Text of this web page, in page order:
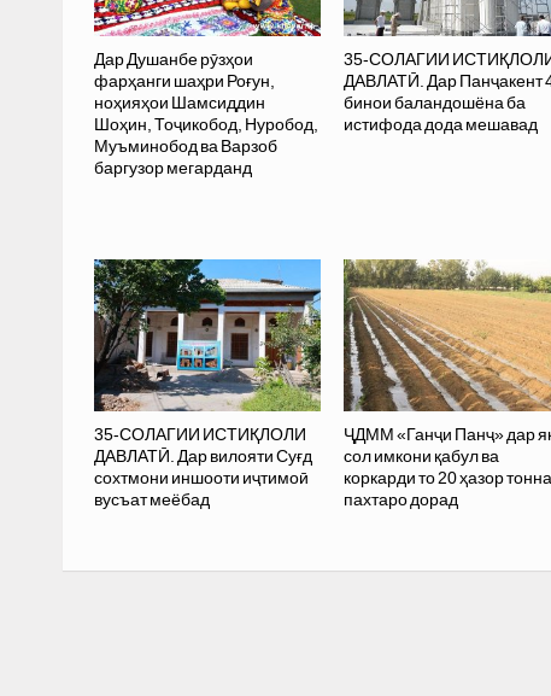
Дар Душанбе рӯзҳои
фарҳанги шаҳри Роғун,
ноҳияҳои Шамсиддин
Шоҳин, Тоҷикобод, Нуробод,
Муъминобод ва Варзоб
баргузор мегарданд
35-СОЛАГИИ
ДАВЛАТӢ. Дар Панҷакент
бинои баландошёна ба
истифода дода мешавад
35-СОЛАГИИ ИСТИҚЛОЛИ
ДАВЛАТӢ. Дар вилояти Суғд
сохтмони иншооти иҷтимоӣ
вусъат меёбад
ҶДММ «Ганҷи Панҷ» дар
сол имкони қабул ва
коркарди то 20 ҳазор тонна
пахтаро дорад